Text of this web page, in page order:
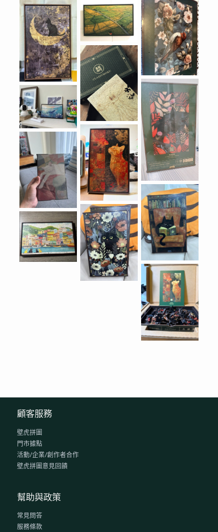
顧客服務
壁虎拼圖
門市據點
活動/企業/創作者合作
壁虎拼圖意見回饋
幫助與政策
常見問答
服務條款